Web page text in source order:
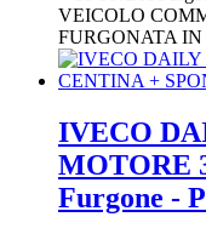
VEICOLO
FURGONATA IN
IVECO
MOTORE
Furgone -